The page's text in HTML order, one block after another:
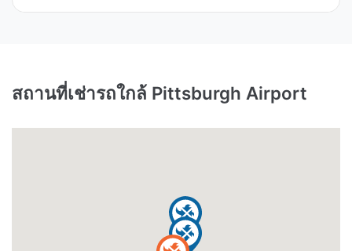
สถานที่เช่ารถใกล้ Pittsburgh Airport